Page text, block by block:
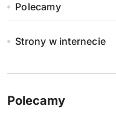
Polecamy
Strony w internecie
Polecamy